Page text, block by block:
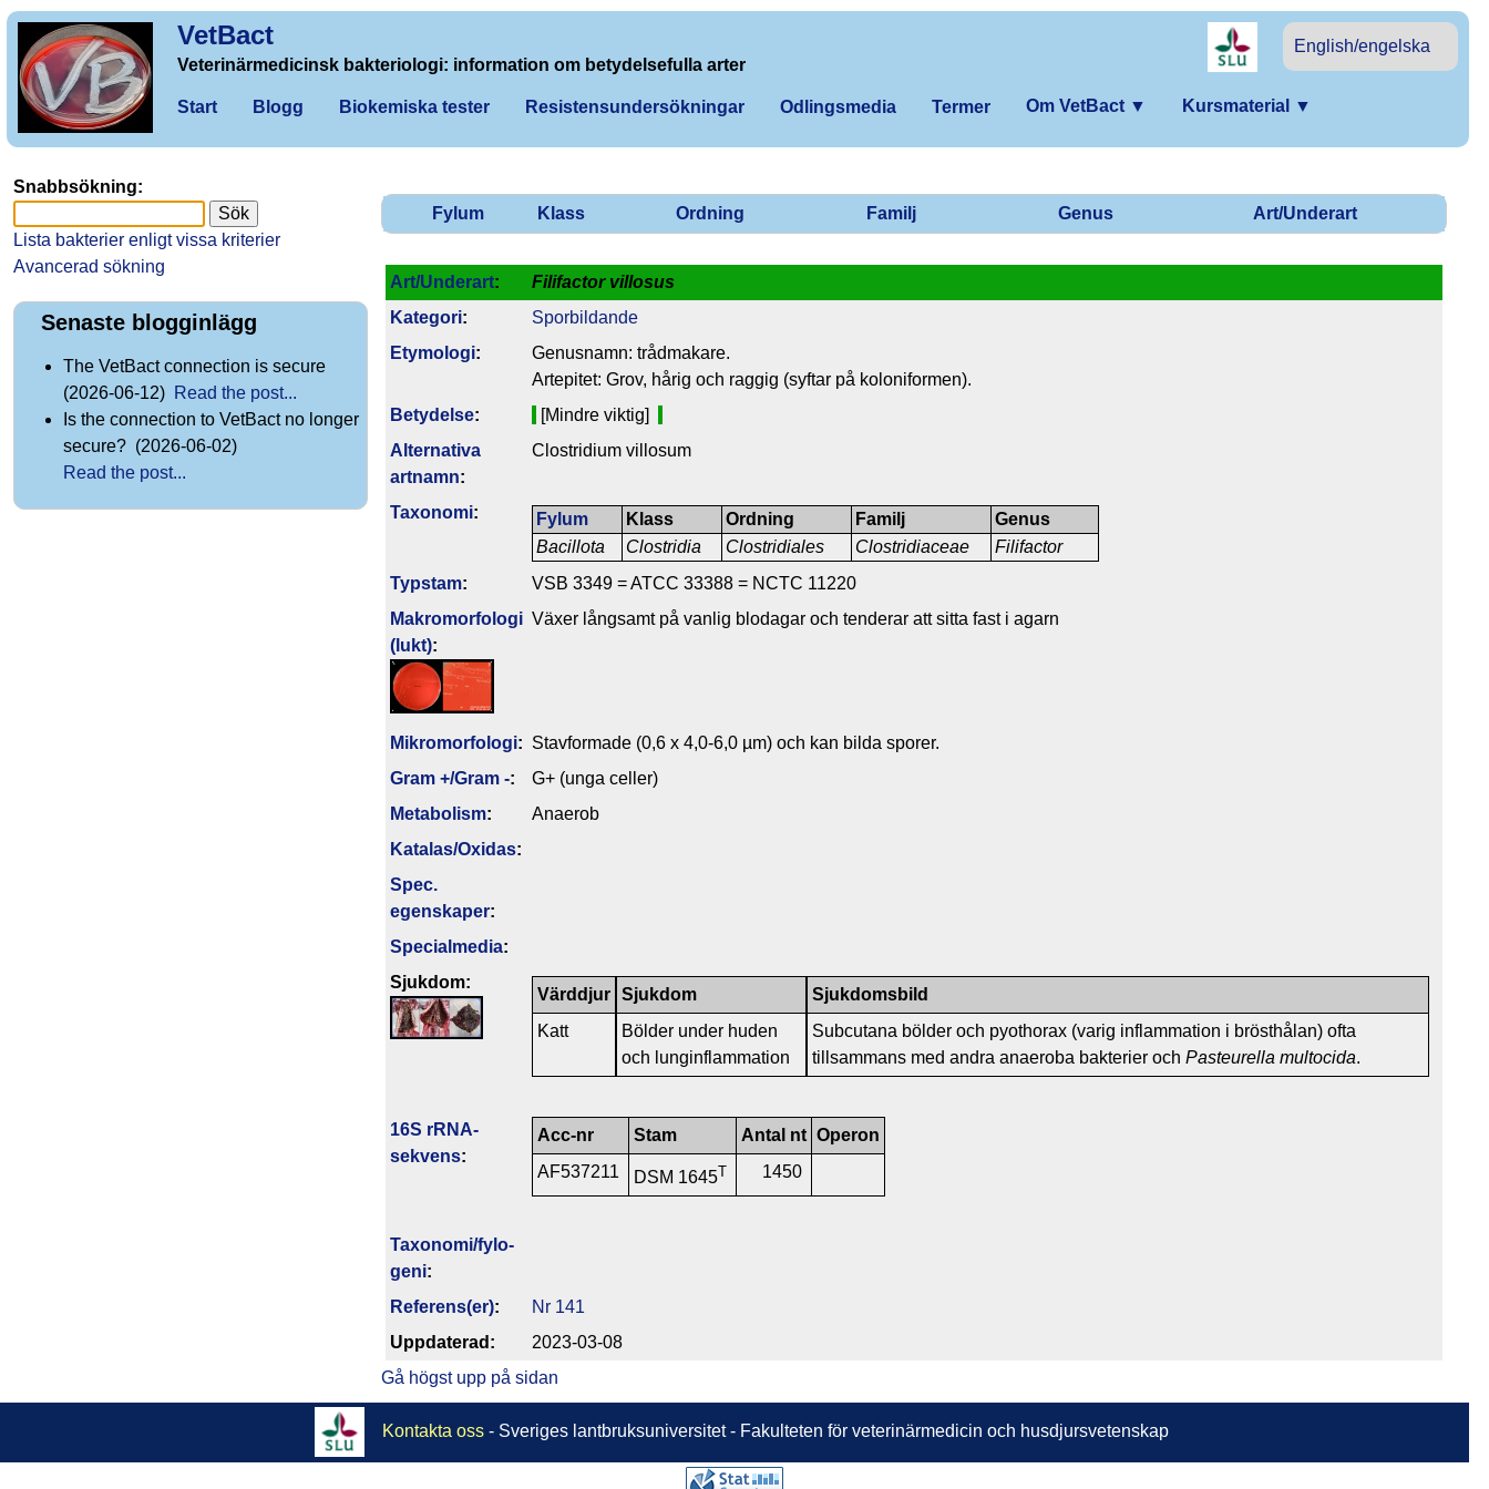
VetBact
English/engelska
Veterinärmedicinsk bakteriologi: information om betydelsefulla arter
Start Blogg Biokemiska tester Resistensundersökningar Odlingsmedia Termer Om VetBact ▼ Kursmaterial ▼
Fylum Klass Ordning Familj Genus Art/Underart
Art/Underart:
Filifactor villosus
Kategori:
Sporbildande
Etymologi:
Genusnamn: trådmakare.
Artepitet: Grov, hårig och raggig (syftar på koloniformen).
Betydelse:
[Mindre viktig]
Alternativa
artnamn:
Clostridium villosum
Taxonomi:
Fylum
Bacillota
Klass
Clostridia
Ordning
Clostridiales
Familj
Clostridiaceae
Genus
Filifactor
Typstam:
VSB 3349 = ATCC 33388 = NCTC 11220
Makromorfologi
(lukt):
Växer långsamt på vanlig blodagar och tenderar att sitta fast i agarn
Mikromorfologi: Stavformade (0,6 x 4,0-6,0 µm) och kan bilda sporer.
Gram +/Gram -:
G+ (unga celler)
Metabolism:
Anaerob
Katalas/Oxidas:
Spec.
egenskaper:
Specialmedia:
Sjukdom:
Värddjur Sjukdom
Sjukdomsbild
Katt
Bölder under huden
och lunginflammation
Subcutana bölder och pyothorax (varig inflammation i brösthålan) ofta
tillsammans med andra anaeroba bakterier och Pasteurella multocida.
16S rRNA-
sekvens:
Acc-nr Stam Antal nt Operon
AF537211
DSM 1645T 1450
Taxonomi/fylo­
geni:
Referens(er):
Nr 141
Upp­da­te­rad:
2023-03-08
Gå högst upp på sidan
Snabbsökning:
Lista bakterier enligt vissa kriterier
Avancerad sökning
Senaste blogginlägg
The VetBact connection is secure
(2026-06-12) Read the post...
Is the connection to VetBact no longer
secure? (2026-06-02)
Read the post...
Kontakta oss- Sveriges lantbruksuniversitet - Fakulteten för veterinärmedicin och husdjursvetenskap